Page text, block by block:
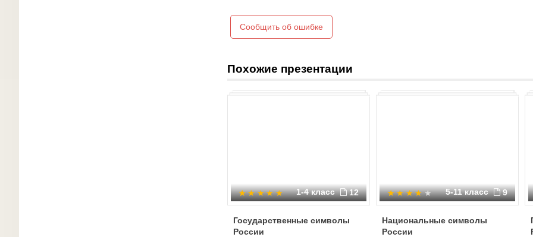
Сообщить об ошибке
Похожие презентации
1-4 класс 12
Государственные символы
России
5-11 класс 9
Национальные символы
России